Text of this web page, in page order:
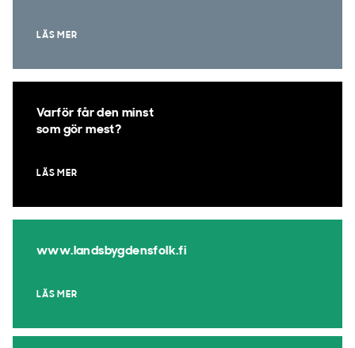
LÄS MER
Varför får den minst
som gör mest?
LÄS MER
www.landsbygdensfolk.fi
LÄS MER